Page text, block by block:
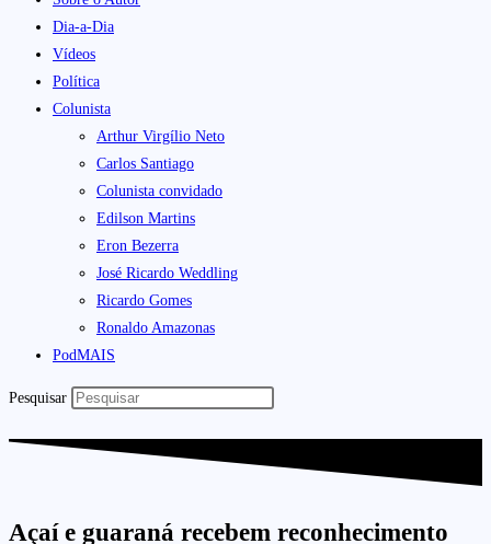
Dia-a-Dia
Vídeos
Política
Colunista
Arthur Virgílio Neto
Carlos Santiago
Colunista convidado
Edilson Martins
Eron Bezerra
José Ricardo Weddling
Ricardo Gomes
Ronaldo Amazonas
PodMAIS
Pesquisar
Açaí e guaraná recebem reconhecimento